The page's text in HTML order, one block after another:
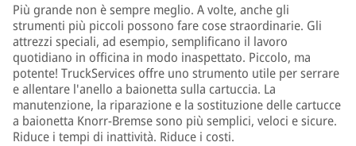
Più grande non è sempre meglio. A volte, anche gli
strumenti più piccoli possono fare cose straordinarie. Gli
attrezzi speciali, ad esempio, semplificano il lavoro
quotidiano in officina in modo inaspettato. Piccolo, ma
potente! TruckServices offre uno strumento utile per serrare
e allentare l'anello a baionetta sulla cartuccia. La
manutenzione, la riparazione e la sostituzione delle cartucce
a baionetta Knorr-Bremse sono più semplici, veloci e sicure.
Riduce i tempi di inattività. Riduce i costi.